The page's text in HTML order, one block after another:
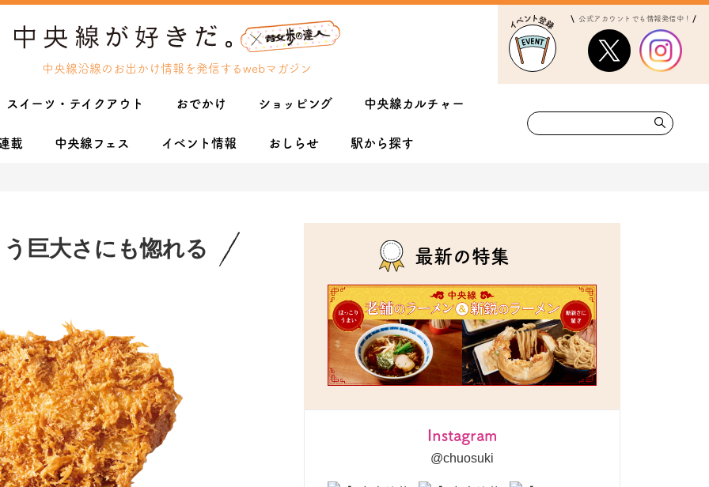
中央線沿線のお出かけ情報を発信するwebマガジン
公式アカウントでも情報発信中！
スイーツ・テイクアウト おでかけ ショッピング 中央線カルチャー
載 中央線フェス イベント情報 おしらせ 駅から探す
巨大さにも惚れる 最新の特集
Instagram
@chuosuki